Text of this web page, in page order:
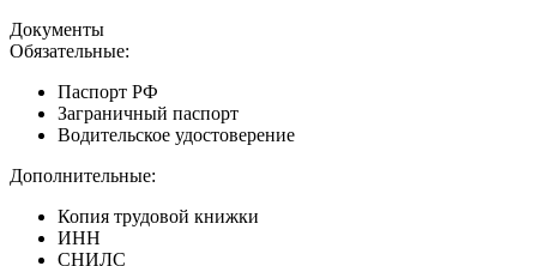
Документы
Обязательные:
Паспорт РФ
Заграничный паспорт
Водительское удостоверение
Дополнительные:
Копия трудовой книжки
ИНН
СНИЛС